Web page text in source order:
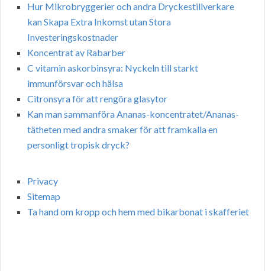
Hur Mikrobryggerier och andra Dryckestillverkare
kan Skapa Extra Inkomst utan Stora
Investeringskostnader
Koncentrat av Rabarber
C vitamin askorbinsyra: Nyckeln till starkt
immunförsvar och hälsa
Citronsyra för att rengöra glasytor
Kan man sammanföra Ananas-koncentratet/Ananas-
tätheten med andra smaker för att framkalla en
personligt tropisk dryck?
Privacy
Sitemap
Ta hand om kropp och hem med bikarbonat i skafferiet